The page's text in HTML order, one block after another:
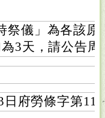
祭儀」為各該
3天，請公告
府勞條字第